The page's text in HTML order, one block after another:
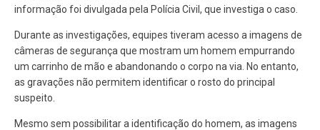
informação foi divulgada pela Polícia Civil, que investiga o caso.
Durante as investigações, equipes tiveram acesso a imagens de
câmeras de segurança que mostram um homem empurrando
um carrinho de mão e abandonando o corpo na via. No entanto,
as gravações não permitem identificar o rosto do principal
suspeito.
Mesmo sem possibilitar a identificação do homem, as imagens